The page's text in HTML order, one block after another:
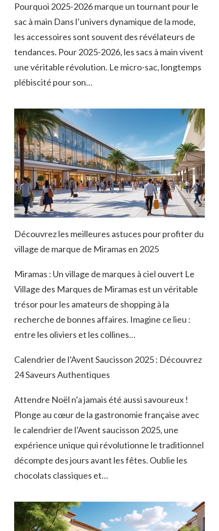
Pourquoi 2025-2026 marque un tournant pour le
sac à main Dans l’univers dynamique de la mode,
les accessoires sont souvent des révélateurs de
tendances. Pour 2025-2026, les sacs à main vivent
une véritable révolution. Le micro-sac, longtemps
plébiscité pour son…
Découvrez les meilleures astuces pour profiter du
village de marque de Miramas en 2025
Miramas : Un village de marques à ciel ouvert Le
Village des Marques de Miramas est un véritable
trésor pour les amateurs de shopping à la
recherche de bonnes affaires. Imagine ce lieu :
entre les oliviers et les collines…
Calendrier de l’Avent Saucisson 2025 : Découvrez
24 Saveurs Authentiques
Attendre Noël n’a jamais été aussi savoureux !
Plonge au cœur de la gastronomie française avec
le calendrier de l’Avent saucisson 2025, une
expérience unique qui révolutionne le traditionnel
décompte des jours avant les fêtes. Oublie les
chocolats classiques et…